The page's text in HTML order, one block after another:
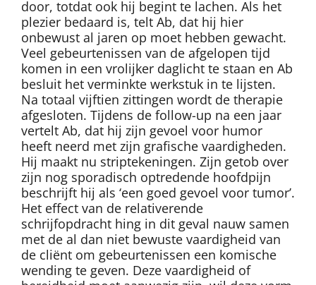
door, totdat ook hij begint te lachen. Als het
plezier bedaard is, telt Ab, dat hij hier
onbewust al jaren op moet hebben gewacht.
Veel gebeurtenissen van de afgelopen tijd
komen in een vrolijker daglicht te staan en Ab
besluit het verminkte werkstuk in te lijsten.
Na totaal vijftien zittingen wordt de therapie
afgesloten. Tijdens de follow-up na een jaar
vertelt Ab, dat hij zijn gevoel voor humor
heeft neerd met zijn grafische vaardigheden.
Hij maakt nu striptekeningen. Zijn getob over
zijn nog sporadisch optredende hoofdpijn
beschrijft hij als ‘een goed gevoel voor tumor’.
Het effect van de relativerende
schrijfopdracht hing in dit geval nauw samen
met de al dan niet bewuste vaardigheid van
de cliënt om gebeurtenissen een komische
wending te geven. Deze vaardigheid of